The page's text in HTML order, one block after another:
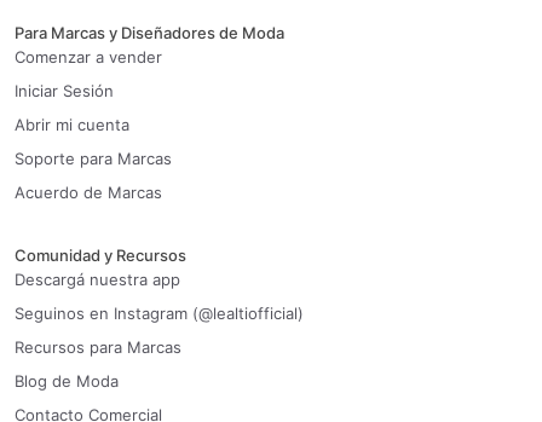
Para Marcas y Diseñadores de Moda
Comenzar a vender
Iniciar Sesión
Abrir mi cuenta
Soporte para Marcas
Acuerdo de Marcas
Comunidad y Recursos
Descargá nuestra app
Seguinos en Instagram (@lealtiofficial)
Recursos para Marcas
Blog de Moda
Contacto Comercial